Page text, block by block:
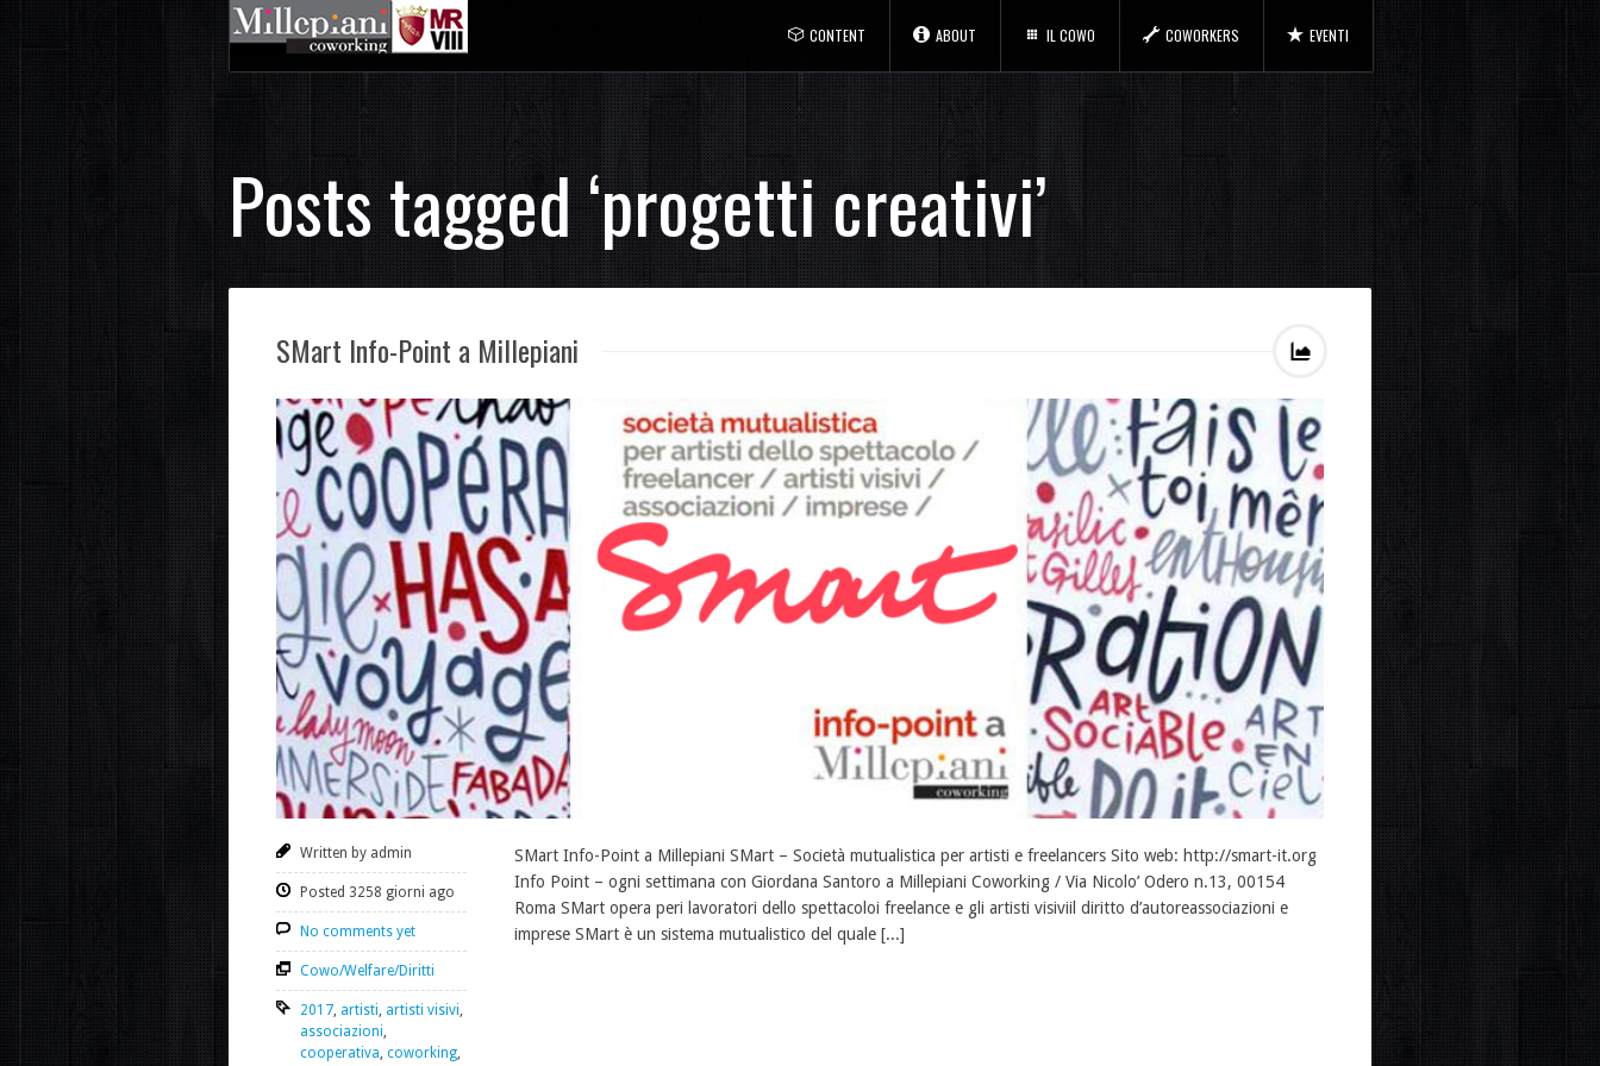
CONTENT ABOUT IL COWO COWORKERS EVENTI
Posts tagged ‘progetti creativi’
SMart Info-Point a Millepiani
Written by admin
Posted 3258 giorni ago
No comments yet
Cowo/Welfare/Diritti
2017, artisti, artisti visivi,
associazioni,
cooperativa, coworking,
SMart Info-Point a Millepiani SMart – Società mutualistica per artisti e freelancers Sito web: http://smart-it.org
Info Point – ogni settimana con Giordana Santoro a Millepiani Coworking / Via Nicolo’ Odero n.13, 00154
Roma SMart opera peri lavoratori dello spettacoloi freelance e gli artisti visiviil diritto d’autoreassociazioni e
imprese SMart è un sistema mutualistico del quale [...]